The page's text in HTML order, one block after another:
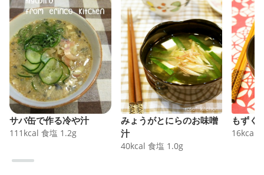
サバ缶で作る冷や汁
111 kcal 食塩 1.2g
みょうがとにらのお味噌
汁
40kcal 食塩 1.0g
もずく
16kcal